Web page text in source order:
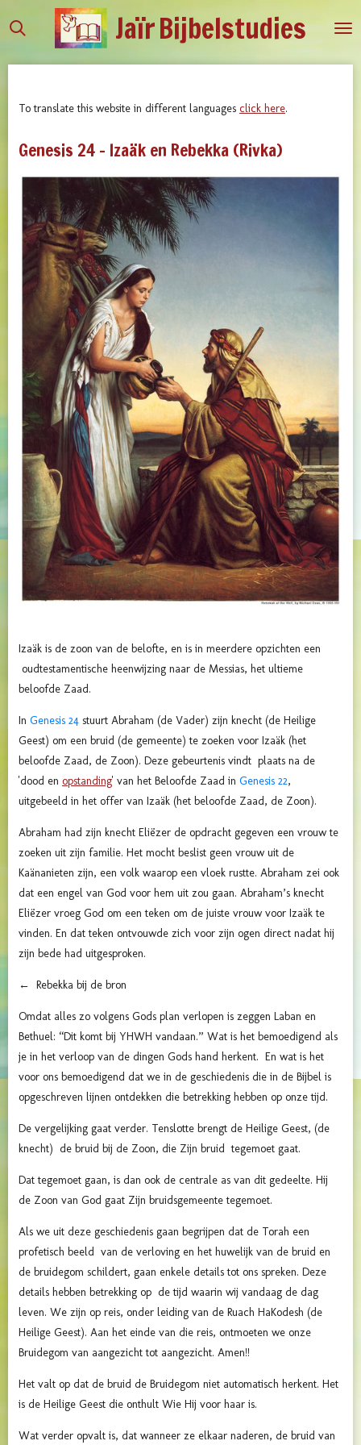
direct
JaïrBijbelstudies
To translate this website in different languages click here.
Genesis 24 - Izaäk en Rebekka (Rivka)
Izaäk is de zoon van de belofte, en is in meerdere opzichten een
oudtestamentische heenwijzing naar de Messias, het ultieme
beloofde Zaad.
In Genesis 24 stuurt Abraham (de Vader) zijn knecht (de Heilige
Geest) om een bruid (de gemeente) te zoeken voor Izaäk (het
beloofde Zaad, de Zoon). Deze gebeurtenis vindt plaats na de
'dood en opstanding' van het Beloofde Zaad in Genesis 22,
uitgebeeld in het offer van Izaäk (het beloofde Zaad, de Zoon).
Abraham had zijn knecht Eliëzer de opdracht gegeven een vrouw te
zoeken uit zijn familie. Het mocht beslist geen vrouw uit de
Kaänanieten zijn, een volk waarop een vloek rustte. Abraham zei ook
dat een engel van God voor hem uit zou gaan. Abraham’s knecht
Eliëzer vroeg God om een teken om de juiste vrouw voor Izaäk te
vinden. En dat teken ontvouwde zich voor zijn ogen direct nadat hij
zijn bede had uitgesproken.
← Rebekka bij de bron
Omdat alles zo volgens Gods plan verlopen is zeggen Laban en
Bethuel: “Dit komt bij YHWH vandaan.” Wat is het bemoedigend als
je in het verloop van de dingen Gods hand herkent. En wat is het
voor ons bemoedigend dat we in de geschiedenis die in de Bijbel is
opgeschreven lijnen ontdekken die betrekking hebben op onze tijd.
De vergelijking gaat verder. Tenslotte brengt de Heilige Geest, (de
knecht) de bruid bij de Zoon, die Zijn bruid tegemoet gaat.
Dat tegemoet gaan, is dan ook de centrale as van dit gedeelte. Hij
de Zoon van God gaat Zijn bruidsgemeente tegemoet.
Als we uit deze geschiedenis gaan begrijpen dat de Torah een
profetisch beeld van de verloving en het huwelijk van de bruid en
de bruidegom schildert, gaan enkele details tot ons spreken. Deze
details hebben betrekking op de tijd waarin wij vandaag de dag
leven. We zijn op reis, onder leiding van de Ruach HaKodesh (de
Heilige Geest). Aan het einde van die reis, ontmoeten we onze
Bruidegom van aangezicht tot aangezicht. Amen!!
Het valt op dat de bruid de Bruidegom niet automatisch herkent. Het
is de Heilige Geest die onthult Wie Hij voor haar is.
Wat verder opvalt is, dat wanneer ze elkaar naderen, de bruid van